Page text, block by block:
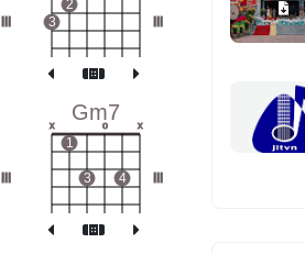
3
2
III
Gm7
III
x
1
3
o
4
x